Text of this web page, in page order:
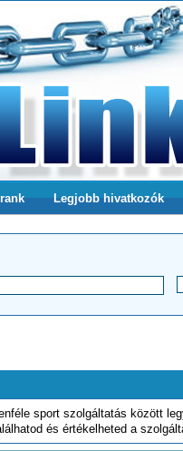
Legjobb hivatkozók
a webodlalunkra
sport szolgáltatás között
és értékelheted a